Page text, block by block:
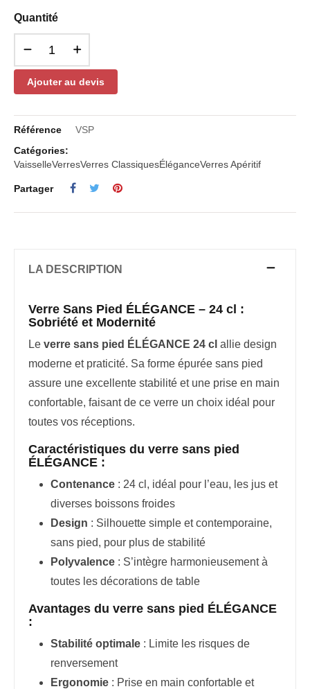
Quantité
Ajouter au devis
Référence
VSP
Catégories:
VaisselleVerresVerres ClassiquesÉléganceVerres Apéritif
Partager
LA DESCRIPTION
Verre Sans Pied ÉLÉGANCE – 24 cl :
Sobriété et Modernité
Le verre sans pied ÉLÉGANCE 24 cl allie design
moderne et praticité. Sa forme épurée sans pied
assure une excellente stabilité et une prise en main
confortable, faisant de ce verre un choix idéal pour
toutes vos réceptions.
Caractéristiques du verre sans pied
ÉLÉGANCE :
Contenance : 24 cl, idéal pour l’eau, les jus et
diverses boissons froides
Design : Silhouette simple et contemporaine,
sans pied, pour plus de stabilité
Polyvalence : S’intègre harmonieusement à
toutes les décorations de table
Avantages du verre sans pied ÉLÉGANCE
:
Stabilité optimale : Limite les risques de
renversement
Ergonomie : Prise en main confortable et